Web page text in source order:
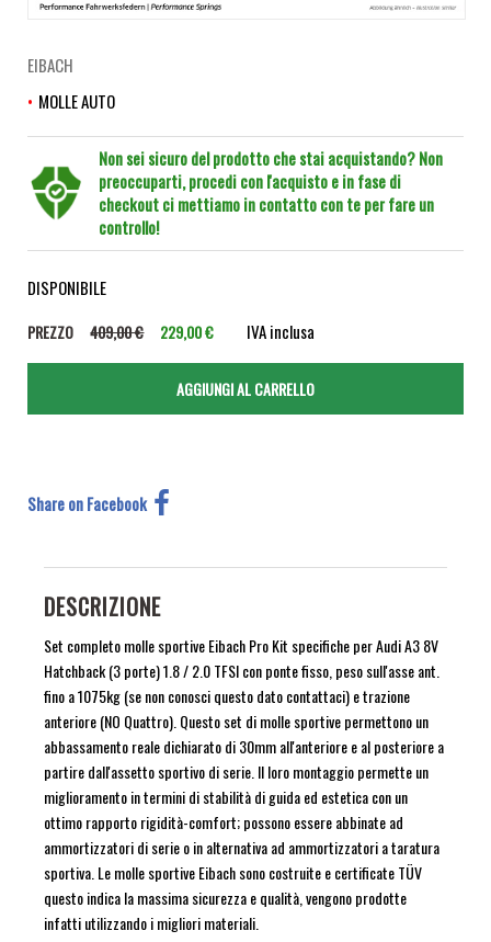
EIBACH
MOLLE AUTO
Non sei sicuro del prodotto che stai acquistando? Non
preoccuparti, procedi con l'acquisto e in fase di
checkout ci mettiamo in contatto con te per fare un
controllo!
DISPONIBILE
PREZZO 409,00 € 229,00 € IVA inclusa
Share on Facebook
DESCRIZIONE
Set completo molle sportive Eibach Pro Kit specifiche per Audi A3 8V
Hatchback (3 porte) 1.8 / 2.0 TFSI con ponte fisso, peso sull'asse ant.
fino a 1075kg (se non conosci questo dato contattaci) e trazione
anteriore (NO Quattro). Questo set di molle sportive permettono un
abbassamento reale dichiarato di 30mm all'anteriore e al posteriore a
partire dall'assetto sportivo di serie. Il loro montaggio permette un
miglioramento in termini di stabilità di guida ed estetica con un
ottimo rapporto rigidità-comfort; possono essere abbinate ad
ammortizzatori di serie o in alternativa ad ammortizzatori a taratura
sportiva. Le molle sportive Eibach sono costruite e certificate TÜV
questo indica la massima sicurezza e qualità, vengono prodotte
infatti utilizzando i migliori materiali.